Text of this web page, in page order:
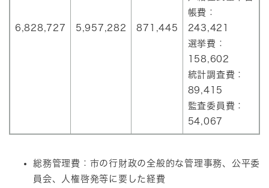
6,828,727 5,957,282 871,445
帳費：
243,421
選挙費：
158,602
統計調査費：
89,415
監査委員費：
54,067
総務管理費：市の行財政の全般的な管理事務、公平委
員会、人権啓発等に要した経費